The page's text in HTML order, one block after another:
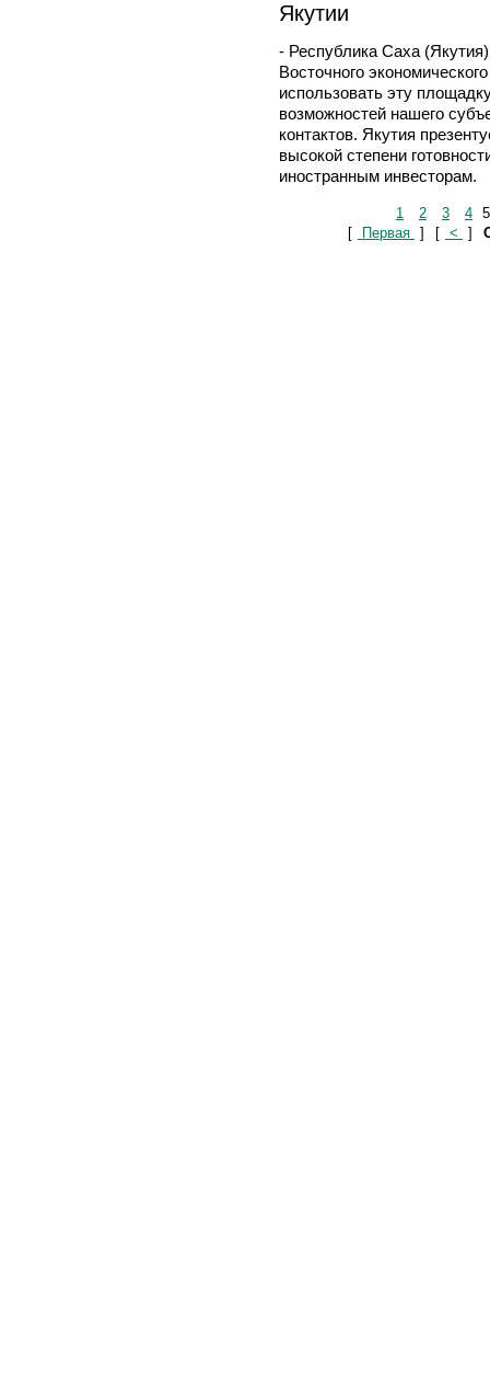
Якутии
- Республика Саха
Восточного
использовать эту
возможностей нашего
контактов. Якутия
высокой степени
иностранным инвесторам.
1 2 3 4 5
[
Первая ] [ < ]